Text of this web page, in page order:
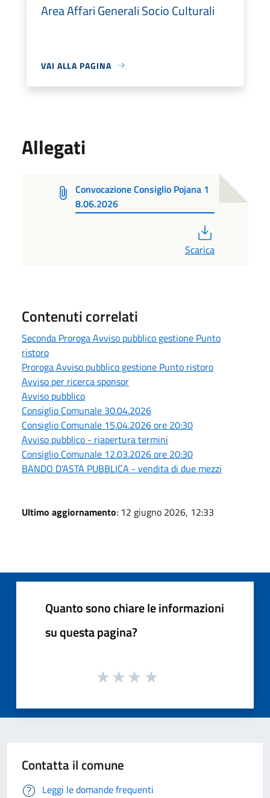
Area Affari Generali Socio Culturali
VAI ALLA PAGINA
Allegati
Convocazione Consiglio Pojana 1
8.06.2026
Scarica
Contenuti correlati
Seconda Proroga Avviso pubblico gestione Punto
ristoro
Proroga Avviso pubblico gestione Punto ristoro
Avviso per ricerca sponsor
Avviso pubblico
Consiglio Comunale 30.04.2026
Consiglio Comunale 15.04.2026 ore 20:30
Avviso pubblico - riapertura termini
Consiglio Comunale 12.03.2026 ore 20:30
BANDO D’ASTA PUBBLICA - vendita di due mezzi
Ultimo aggiornamento: 12 giugno 2026, 12:33
Quanto sono chiare le informazioni
su questa pagina?
Contatta il comune
Leggi le domande frequenti